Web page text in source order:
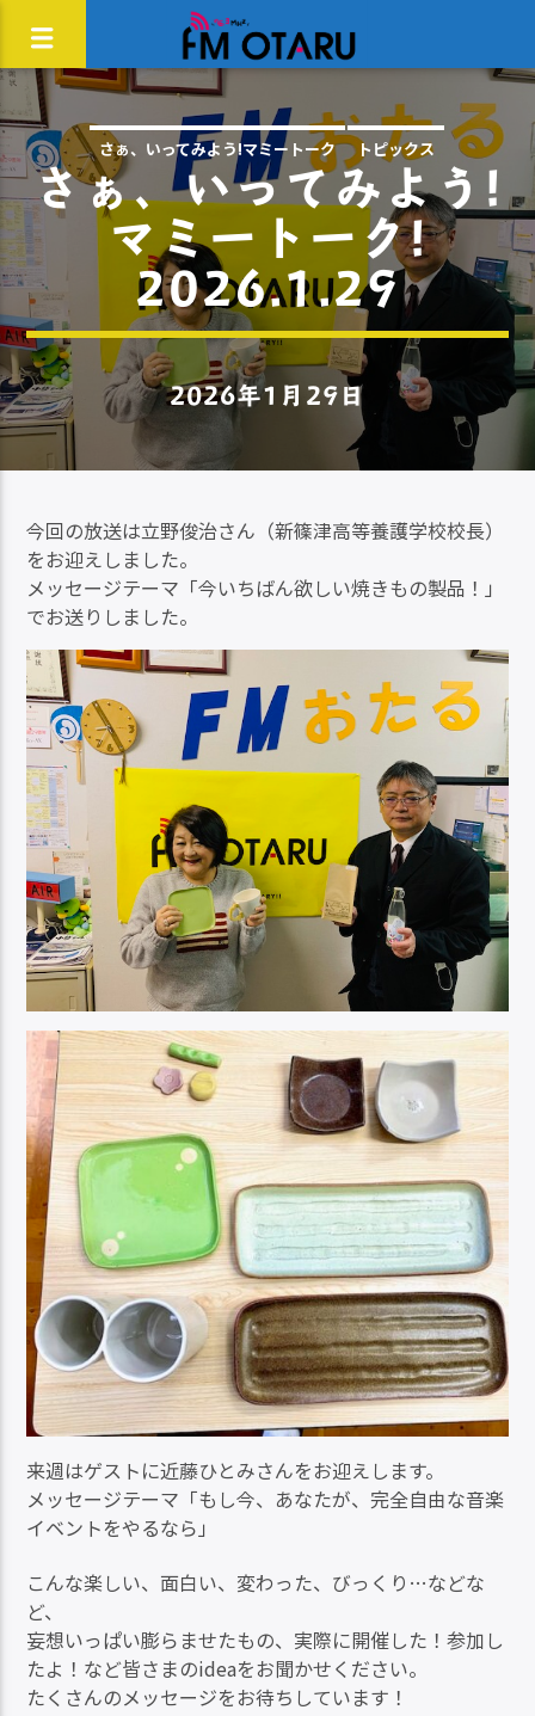
さぁ、いってみよう!マミートーク トピックス
さぁ、いってみよう!
マミートーク!
2026.1.29
2026年1月29日
今回の放送は立野俊治さん（新篠津高等養護学校校長）
をお迎えしました。
メッセージテーマ「今いちばん欲しい焼きもの製品！」
でお送りしました。
来週はゲストに近藤ひとみさんをお迎えします。
メッセージテーマ「もし今、あなたが、完全自由な音楽
イベントをやるなら」
こんな楽しい、面白い、変わった、びっくり…などな
ど、
妄想いっぱい膨らませたもの、実際に開催した！参加し
たよ！など皆さまのideaをお聞かせください。
たくさんのメッセージをお待ちしています！